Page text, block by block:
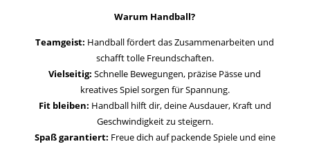
Warum Handball?
Teamgeist: Handball fördert das Zusammenarbeiten und
schafft tolle Freundschaften.
Vielseitig: Schnelle Bewegungen, präzise Pässe und
kreatives Spiel sorgen für Spannung.
Fit bleiben: Handball hilft dir, deine Ausdauer, Kraft und
Geschwindigkeit zu steigern.
Spaß garantiert: Freue dich auf packende Spiele und eine